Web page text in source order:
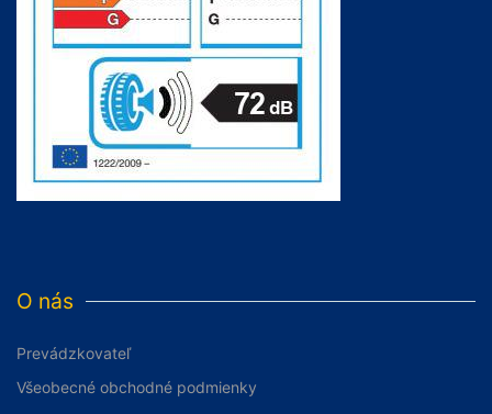
O nás
Prevádzkovateľ
Všeobecné obchodné podmienky